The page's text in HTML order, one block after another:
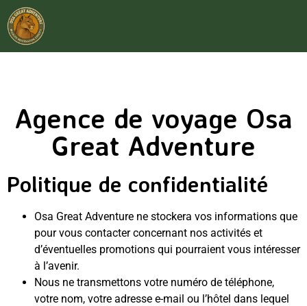
Agence de voyage Osa
Great Adventure
Politique de confidentialité
Osa Great Adventure ne stockera vos informations que
pour vous contacter concernant nos activités et
d’éventuelles promotions qui pourraient vous intéresser
à l’avenir.
Nous ne transmettons votre numéro de téléphone,
votre nom, votre adresse e-mail ou l’hôtel dans lequel